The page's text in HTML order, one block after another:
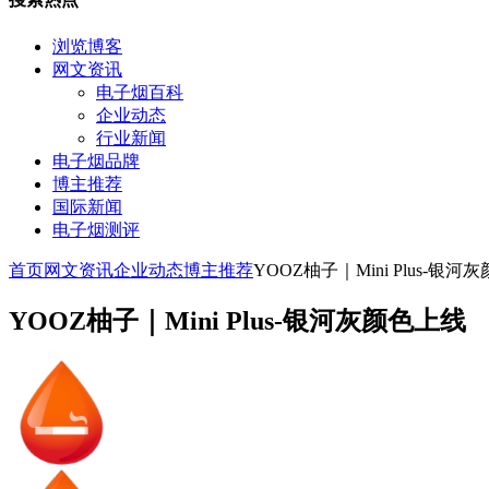
浏览博客
网文资讯
电子烟百科
企业动态
行业新闻
电子烟品牌
博主推荐
国际新闻
电子烟测评
首页网文资讯企业动态博主推荐YOOZ柚子｜Mini Plus-银河灰
YOOZ柚子｜Mini Plus-银河灰颜色上线